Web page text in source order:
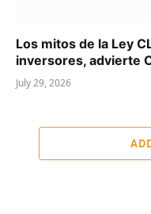
Los mitos de la Ley
inversores, advierte
July 29, 2026